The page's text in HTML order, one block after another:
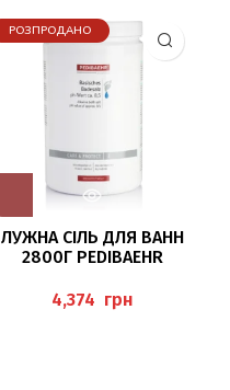
РОЗПРОДАНО
ЛУЖНА СІЛЬ ДЛЯ ВАНН
2800Г PEDIBAEHR
грн